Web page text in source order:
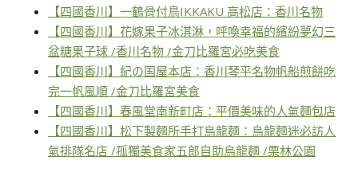
【四國香川】一鶴骨付鳥IKKAKU 高松店：香川名物
【四國香川】花嫁果子冰淇淋，呼喚幸福的繽紛夢幻三
盆糖果子球 /香川名物 /金刀比羅宮必吃美食
【四國香川】紀の国屋本店：香川琴平名物帆船煎餅吃
完一帆風順 /金刀比羅宮美食
【四國香川】春風堂南新町店：平價美味的人氣麵包店
【四國香川】松下製麵所手打烏龍麵：烏龍麵迷必訪人
氣排隊名店 /孤獨美食家五郎自助烏龍麵 /栗林公園